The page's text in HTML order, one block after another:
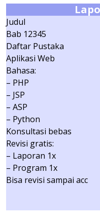
Judul
Bab 12345
Daftar Pustaka
Aplikasi Web
Bahasa:
– PHP
– JSP
– ASP
– Python
Konsultasi bebas
Revisi gratis:
– Laporan 1x
– Program 1x
Bisa revisi sampai acc